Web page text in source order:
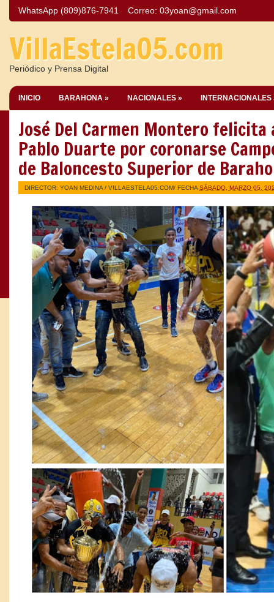
WhatsApp (809)876-7941 Correo: 03yoan@gmail.com
VillaEstela05.com
Periódico y Prensa Digital
INICIO BARAHONA » NACIONALES » INTERNACIONALES
José Del Carmen Montero felicita
Pablo Duarte por coronarse
de Baloncesto Superior de
DIRECTOR: YOAN MEDINA / VILLAESTELA05.COM/ FECHA SÁBADO, MARZO 05,